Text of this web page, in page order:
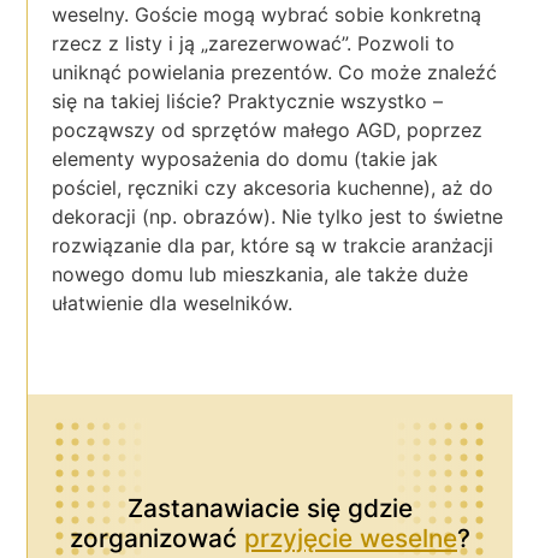
weselny. Goście mogą wybrać sobie konkretną
rzecz z listy i ją „zarezerwować”. Pozwoli to
uniknąć powielania prezentów. Co może znaleźć
się na takiej liście? Praktycznie wszystko –
począwszy od sprzętów małego AGD, poprzez
elementy wyposażenia do domu (takie jak
pościel, ręczniki czy akcesoria kuchenne), aż do
dekoracji (np. obrazów). Nie tylko jest to świetne
rozwiązanie dla par, które są w trakcie aranżacji
nowego domu lub mieszkania, ale także duże
ułatwienie dla weselników.
Zastanawiacie się gdzie
zorganizować przyjęcie weselne?